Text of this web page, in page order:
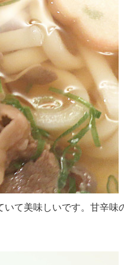
いて美味しいです。甘辛味